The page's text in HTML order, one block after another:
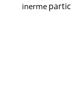
inerme